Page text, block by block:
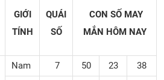
GIỚI
TÍNH
QUÁI
SỐ
CON SỐ MAY
MẮN HÔM NAY
Nam 7 50 23
38